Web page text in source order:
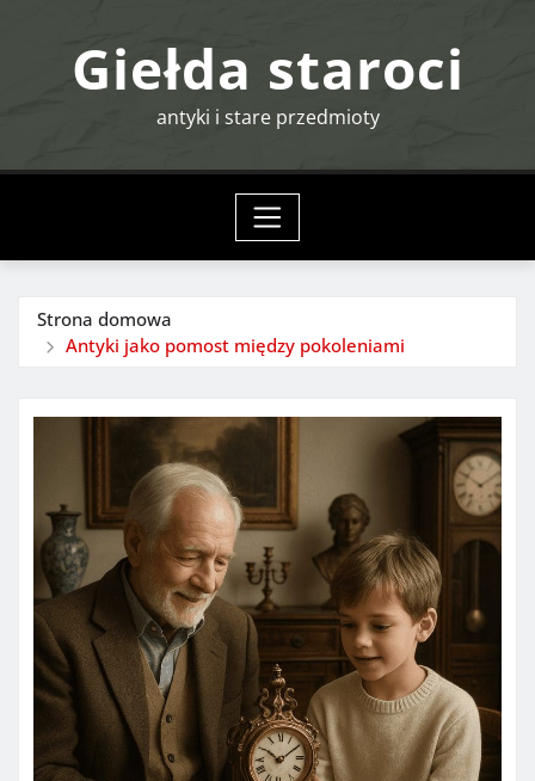
Giełda staroci
antyki i stare przedmioty
Strona domowa
Antyki jako pomost między pokoleniami